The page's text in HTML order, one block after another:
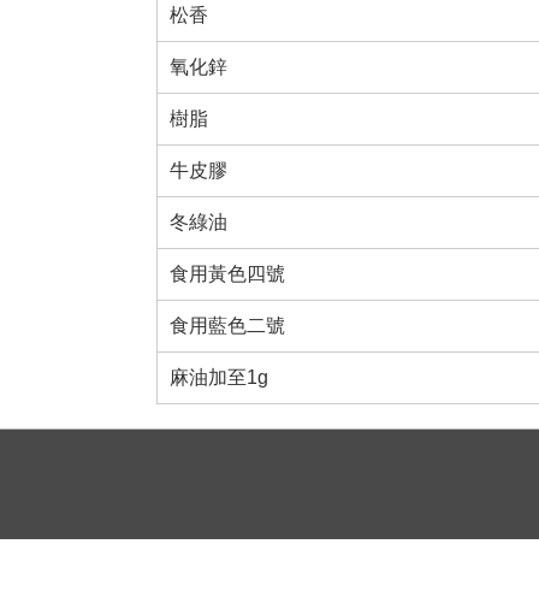
松香
氧化鋅
樹脂
牛皮膠
冬綠油
食用黃色四號
食用藍色二號
麻油加至1g